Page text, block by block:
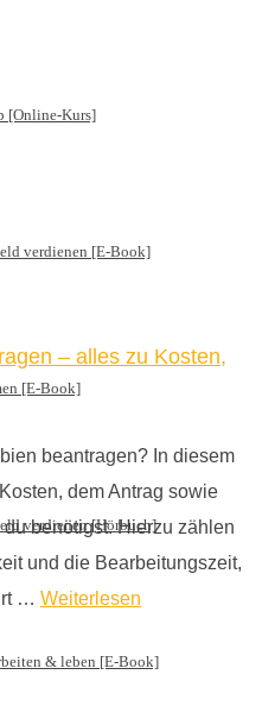
[Online-Kurs]
verdienen [E-Book]
[E-Book]
verdienen [Hörbuch]
& leben [E-Book]
– alles zu Kosten,
beantragen? In diesem
dem Antrag sowie
benötigst. Hierzu zählen
und die Bearbeitungszeit,
… Weiterlesen